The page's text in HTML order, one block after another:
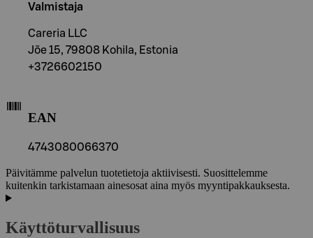
Valmistaja
Careria LLC
Jõe 15, 79808 Kohila, Estonia
+3726602150
EAN
4743080066370
Päivitämme palvelun tuotetietoja aktiivisesti. Suosittelemme
kuitenkin tarkistamaan ainesosat aina myös myyntipakkauksesta.
Käyttöturvallisuus